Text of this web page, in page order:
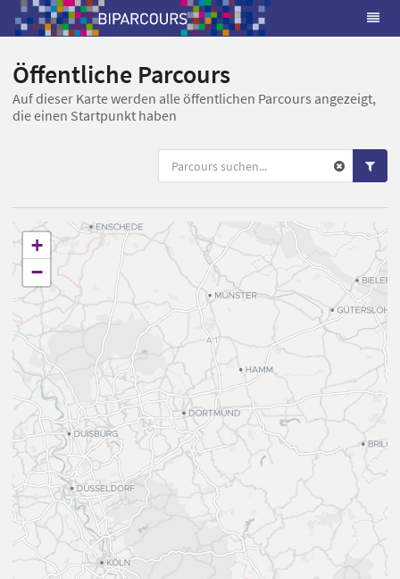
Öffentliche Parcours
Auf dieser Karte werden alle öffentlichen Parcours angezeigt,
die einen Startpunkt haben
+
−